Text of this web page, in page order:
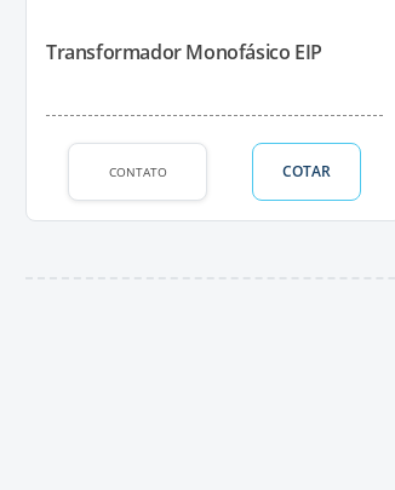
Transformador Monofásico EIP
CONTATO COTAR